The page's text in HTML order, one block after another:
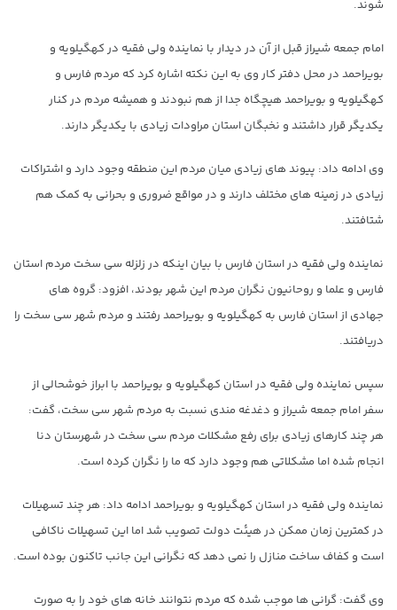
شوند.
امام جمعه شیراز قبل از آن در دیدار با نماینده ولی فقیه در کهگیلویه و
بویراحمد در محل دفتر کار وی به این نکته اشاره کرد که مردم فارس و
کهگیلویه و بویراحمد هیچگاه جدا از هم نبودند و همیشه مردم در کنار
یکدیگر قرار داشتند و نخبگان استان مراودات زیادی با یکدیگر دارند.
وی ادامه داد: پیوند های زیادی میان مردم این منطقه وجود دارد و اشتراکات
زیادی در زمینه های مختلف دارند و در مواقع ضروری و بحرانی به کمک هم
شتافتند.
نماینده ولی فقیه در استان فارس با بیان اینکه در زلزله سی سخت مردم استان
فارس و علما و روحانیون نگران مردم این شهر بودند، افزود: گروه های
جهادی از استان فارس به کهگیلویه و بویراحمد رفتند و مردم شهر سی سخت را
دریافتند.
سپس نماینده ولی فقیه در استان کهگیلویه و بویراحمد با ابراز خوشحالی از
سفر امام جمعه شیراز و دغدغه مندی نسبت به مردم شهر سی سخت، گفت:
هر چند کارهای زیادی برای رفع مشکلات مردم سی سخت در شهرستان دنا
انجام شده اما مشکلاتی هم وجود دارد که ما را نگران کرده است.
نماینده ولی فقیه در استان کهگیلویه و بویراحمد ادامه داد: هر چند تسهیلات
در کمترین زمان ممکن در هیئت دولت تصویب شد اما این تسهیلات ناکافی
است و کفاف ساخت منازل را نمی دهد که نگرانی این جانب تاکنون بوده است.
وی گفت: گرانی ها موجب شده که مردم نتوانند خانه های خود را به صورت